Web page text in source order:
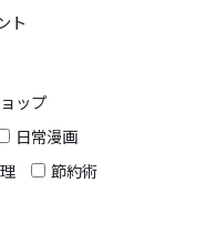
ト
ップ
日常漫画
節約術